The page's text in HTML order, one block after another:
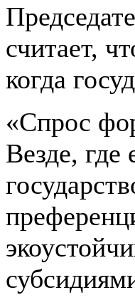
считает,
когда
«Спрос
Везде, где